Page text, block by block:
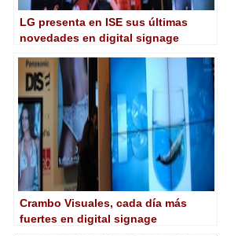
LG presenta en ISE sus últimas
novedades en digital signage
Crambo Visuales, cada día más
fuertes en digital signage